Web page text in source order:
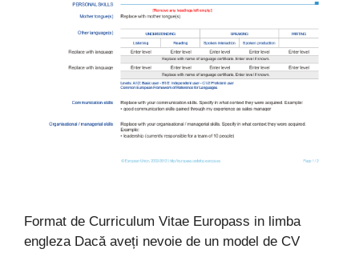
Format de Curriculum Vitae Europass in limba
engleza Dacă aveți nevoie de un model de CV